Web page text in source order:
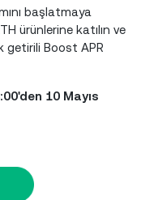
başlatmaya
ürünlerine katılın ve
getirili Boost APR
10 Mayıs